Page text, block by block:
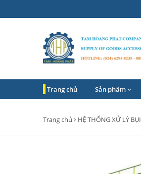
Trang chủ Sản phẩm
Trang chủ HỆ THỐNG XỬ LÝ BỤI